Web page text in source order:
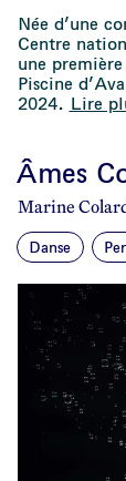
Née d’une
Centre
une
Piscine
2024. Lire
Âmes
Marine
Danse